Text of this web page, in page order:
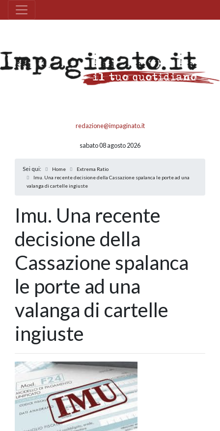
redazione@impaginato.it
sabato 08 agosto 2026
Sei qui: Home
Extrema Ratio
Imu. Una recente decisione della Cassazione spalanca le porte ad una
valanga di cartelle ingiuste
Imu. Una recente
decisione della
Cassazione spalanca
le porte ad una
valanga di cartelle
ingiuste